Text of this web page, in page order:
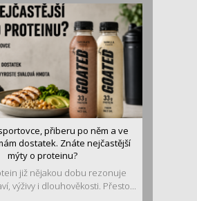
přiberu po něm a ve
dostatek. Znáte nejčastější
mýty o proteinu?
již nějakou dobu rezonuje
výživy i dlouhověkosti. Přesto...